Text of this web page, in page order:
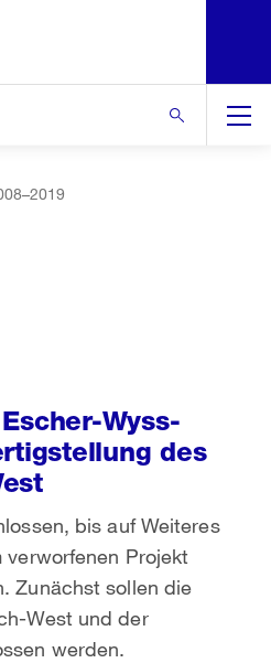
Wyss-
des
bis auf Weiteres
Projekt
Zunächst sollen die
West und der
werden.